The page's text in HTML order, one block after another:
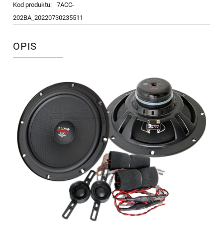
Kod produktu:
7ACC-
202BA_20220730235511
OPIS